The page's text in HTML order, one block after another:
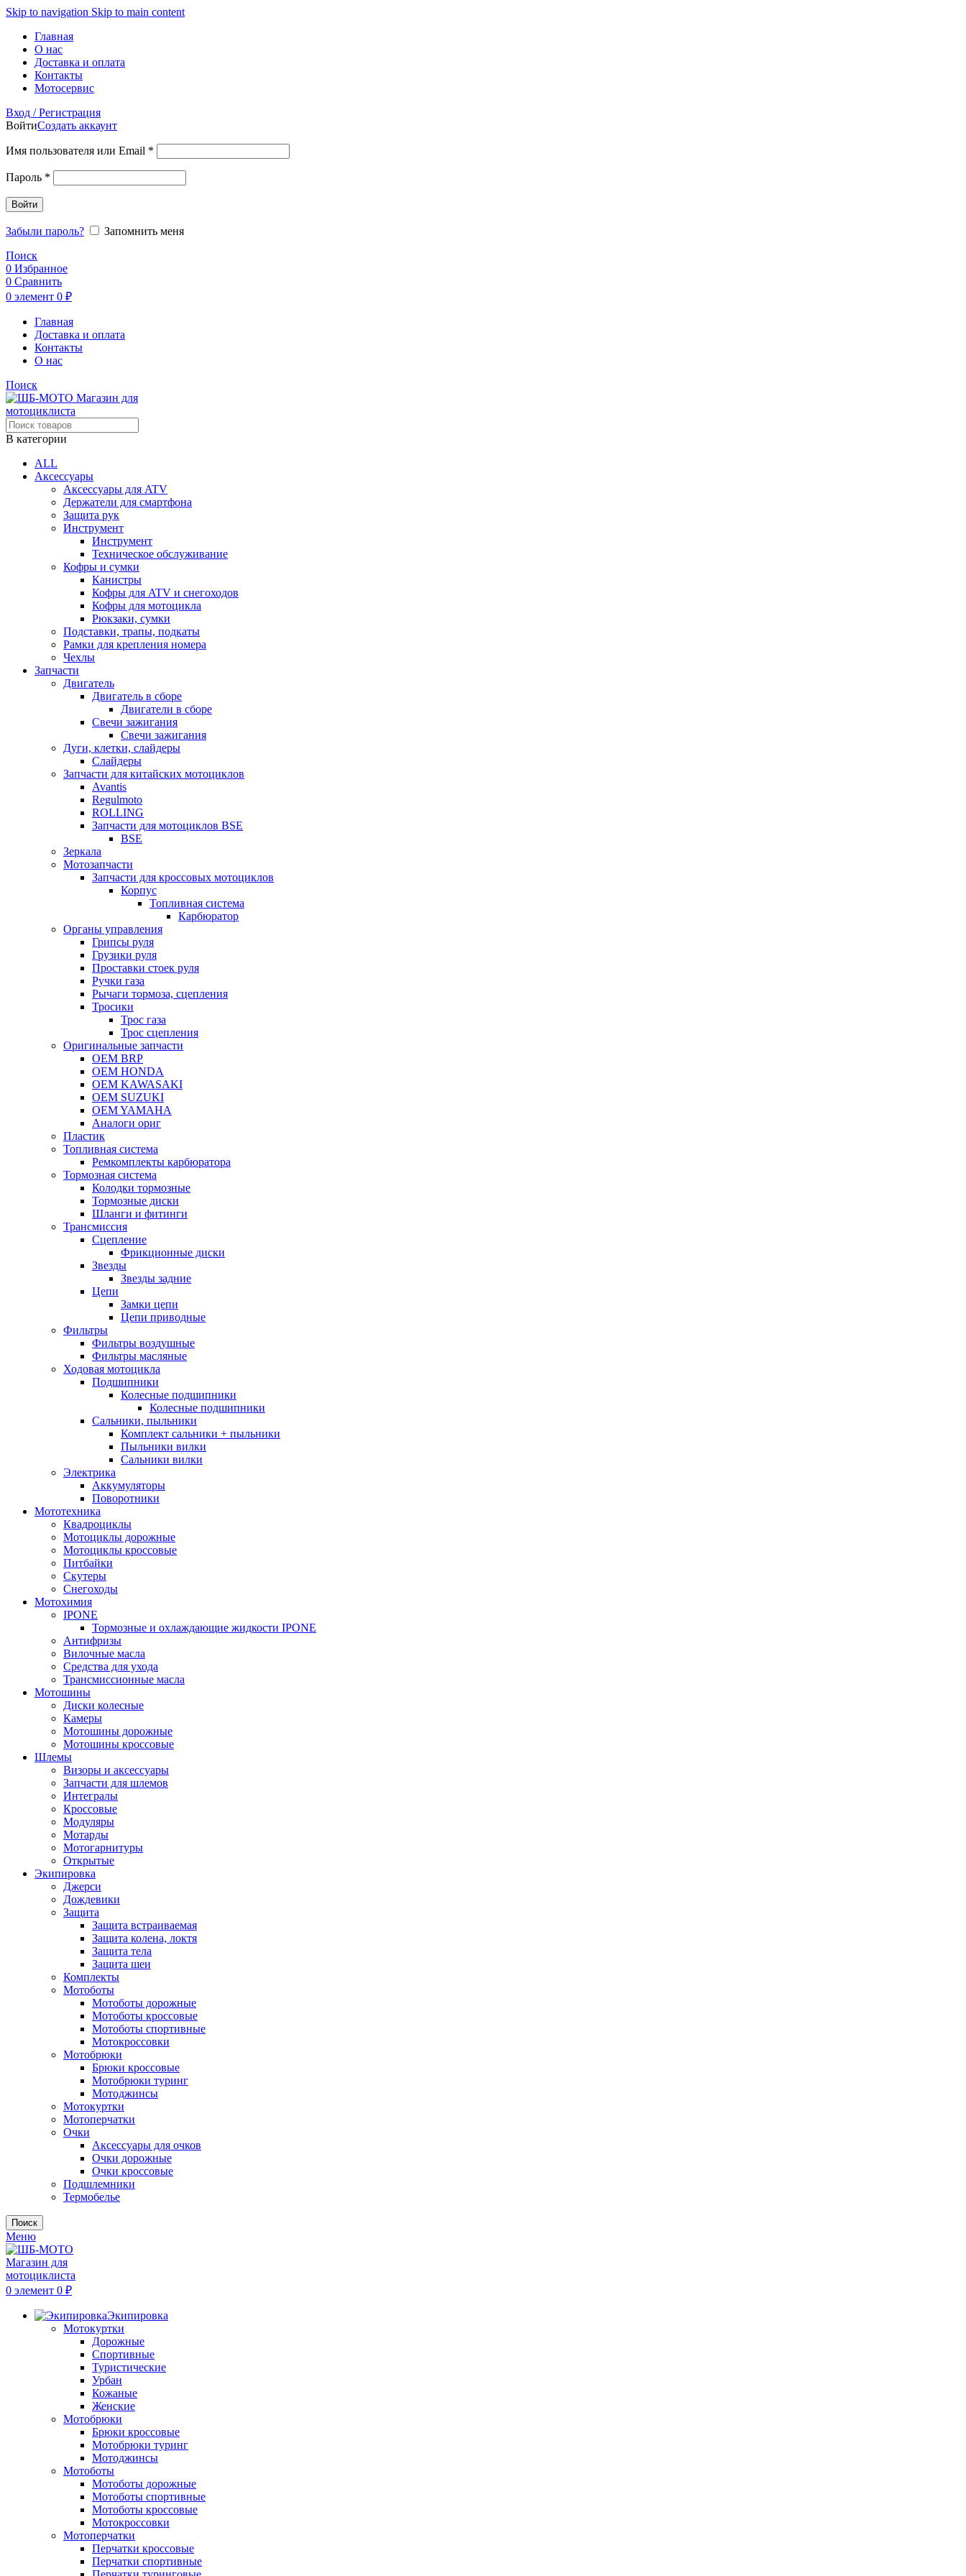
Skip to navigation Skip to main content
Главная
О нас
Доставка и оплата
Контакты
Мотосервис
Вход / Регистрация
ВойтиСоздать аккаунт
Имя пользователя или Email *
Пароль *
Войти
Забыли пароль?
Запомнить меня
Поиск
0 Избранное
0 Сравнить
0 элемент 0 ₽
Главная
Доставка и оплата
Контакты
О нас
Поиск
В категории
ALL
Аксессуары
Аксессуары для ATV
Держатели для смартфона
Защита рук
Инструмент
Инструмент
Техническое обслуживание
Кофры и сумки
Канистры
Кофры для ATV и снегоходов
Кофры для мотоцикла
Рюкзаки, сумки
Подставки, трапы, подкаты
Рамки для крепления номера
Чехлы
Запчасти
Двигатель
Двигатель в сборе
Двигатели в сборе
Свечи зажигания
Свечи зажигания
Дуги, клетки, слайдеры
Слайдеры
Запчасти для китайских мотоциклов
Avantis
Regulmoto
ROLLING
Запчасти для мотоциклов BSE
BSE
Зеркала
Мотозапчасти
Запчасти для кроссовых мотоциклов
Корпус
Топливная система
Карбюратор
Органы управления
Грипсы руля
Грузики руля
Проставки стоек руля
Ручки газа
Рычаги тормоза, сцепления
Тросики
Трос газа
Трос сцепления
Оригинальные запчасти
OEM BRP
OEM HONDA
OEM KAWASAKI
OEM SUZUKI
OEM YAMAHA
Аналоги ориг
Пластик
Топливная система
Ремкомплекты карбюратора
Тормозная система
Колодки тормозные
Тормозные диски
Шланги и фитинги
Трансмиссия
Cцепление
Фрикционные диски
Звезды
Звезды задние
Цепи
Замки цепи
Цепи приводные
Фильтры
Фильтры воздушные
Фильтры масляные
Ходовая мотоцикла
Подшипники
Колесные подшипники
Колесные подшипники
Сальники, пыльники
Комплект сальники + пыльники
Пыльники вилки
Сальники вилки
Электрика
Аккумуляторы
Поворотники
Мототехника
Квадроциклы
Мотоциклы дорожные
Мотоциклы кроссовые
Питбайки
Скутеры
Снегоходы
Мотохимия
IPONE
Тормозные и охлаждающие жидкости IPONE
Антифризы
Вилочные масла
Средства для ухода
Трансмиссионные масла
Мотошины
Диски колесные
Камеры
Мотошины дорожные
Мотошины кроссовые
Шлемы
Визоры и аксессуары
Запчасти для шлемов
Интегралы
Кроссовые
Модуляры
Мотарды
Мотогарнитуры
Открытые
Экипировка
Джерси
Дождевики
Защита
Защита встраиваемая
Защита колена, локтя
Защита тела
Защита шеи
Комплекты
Мотоботы
Мотоботы дорожные
Мотоботы кроссовые
Мотоботы спортивные
Мотокроссовки
Мотобрюки
Брюки кроссовые
Мотобрюки туринг
Мотоджинсы
Мотокуртки
Мотоперчатки
Очки
Аксессуары для очков
Очки дорожные
Очки кроссовые
Подшлемники
Термобелье
Поиск
Меню
0 элемент 0 ₽
Экипировка
Мотокуртки
Дорожные
Спортивные
Туристические
Урбан
Кожаные
Женские
Мотобрюки
Брюки кроссовые
Мотобрюки туринг
Мотоджинсы
Мотоботы
Мотоботы дорожные
Мотоботы спортивные
Мотоботы кроссовые
Мотокроссовки
Мотоперчатки
Перчатки кроссовые
Перчатки спортивные